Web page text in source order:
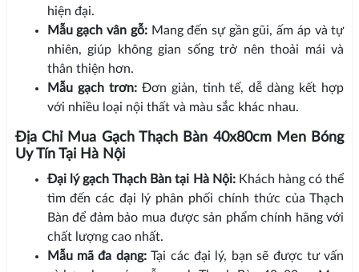
hiện đại.
Mẫu gạch vân gỗ:Mang đến sự gần gũi, ấm áp và tự
nhiên, giúp không gian sống trở nên thoải mái và
thân thiện hơn.
Mẫu gạch trơn:Đơn giản, tinh tế, dễ dàng kết hợp
với nhiều loại nội thất và màu sắc khác nhau.
Địa Chỉ Mua Gạch Thạch Bàn 40x80cm Men Bóng
Uy Tín Tại Hà Nội
Đại lý gạch Thạch Bàn tại Hà Nội:Khách hàng có thể
tìm đến các đại lý phân phối chính thức của Thạch
Bàn để đảm bảo mua được sản phẩm chính hãng với
chất lượng cao nhất.
Mẫu mã đa dạng:Tại các đại lý, bạn sẽ được tư vấn